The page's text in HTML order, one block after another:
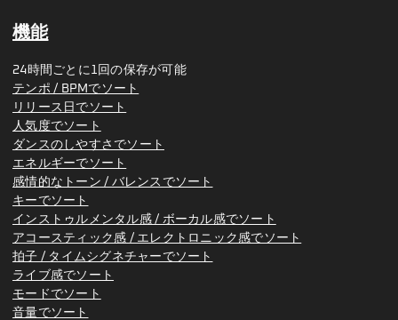
機能
24時間ごとに1回の保存が可能
テンポ / BPMでソート
リリース日でソート
人気度でソート
ダンスのしやすさでソート
エネルギーでソート
感情的なトーン / バレンスでソート
キーでソート
インストゥルメンタル感 / ボーカル感でソート
アコースティック感 / エレクトロニック感でソート
拍子 / タイムシグネチャーでソート
ライブ感でソート
モードでソート
音量でソート